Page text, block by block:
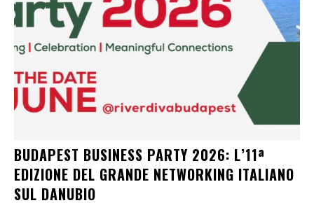
BUDAPEST BUSINESS PARTY 2026: L’11ª
EDIZIONE DEL GRANDE NETWORKING ITALIANO
SUL DANUBIO